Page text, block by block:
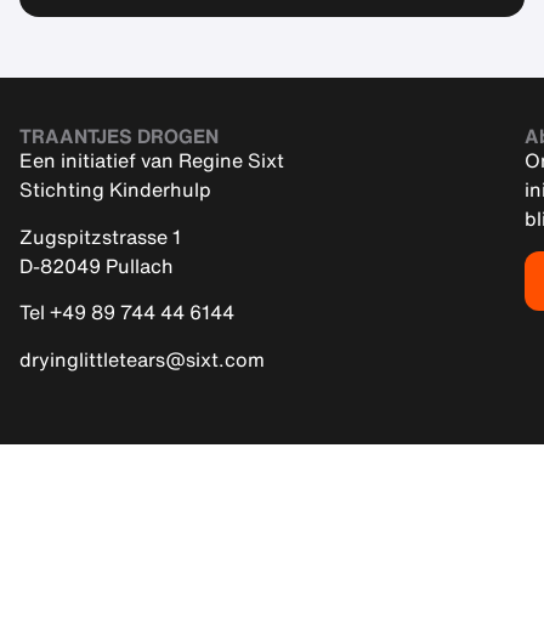
TRAANTJES DROGEN
Een initiatief van Regine Sixt
Stichting Kinderhulp
Zugspitzstrasse 1
D-82049 Pullach
Tel +49 89 744 44 6144
dryinglittletears@sixt.com